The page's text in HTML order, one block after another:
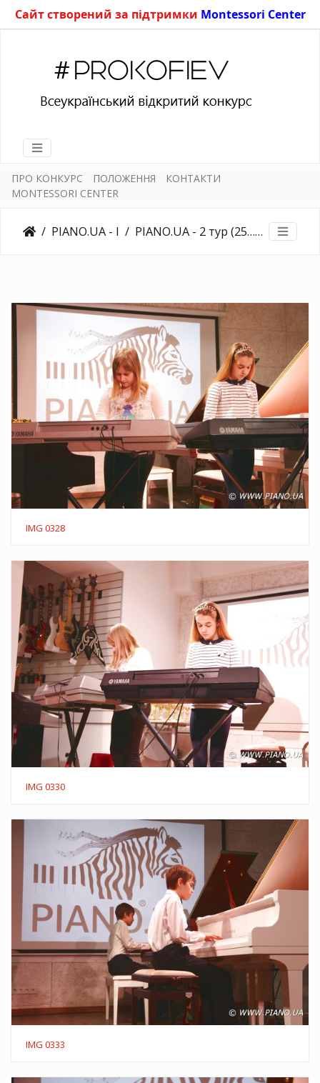
Сайт створений за підтримки Montessori Center
ПРО КОНКУРС ПОЛОЖЕННЯ
КОНТАКТИ
MONTESSORI CENTER
PIANO.UA - I PIANO.UA - 2 тур (25.03.2018) 243
IMG 0328
IMG 0330
IMG 0333